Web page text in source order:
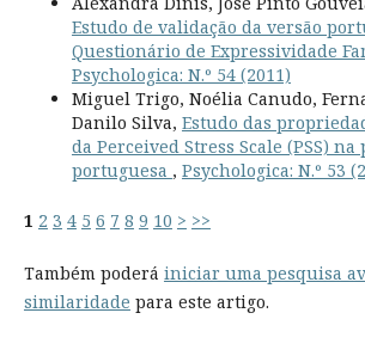
Estudo de validação da versão
Questionário de Expressividade
Psychologica: N.º 54 (2011)
Miguel Trigo, Noélia Canudo,
Danilo Silva, Estudo das
da Perceived Stress Scale (PSS) na
portuguesa , Psychologica: N.º 53
1 2 3 4 5 6 7 8 9 10 > >>
Também poderá iniciar uma pesquisa
similaridade para este artigo.